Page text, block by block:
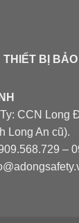
THIẾT BỊ
CCN Long
Long An cũ).
–